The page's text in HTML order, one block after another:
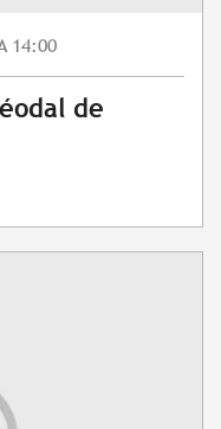
14:00
de